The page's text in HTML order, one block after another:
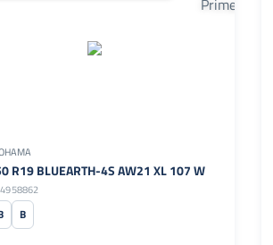
R19 BLUEARTH-4S AW21 XL 107 W
B